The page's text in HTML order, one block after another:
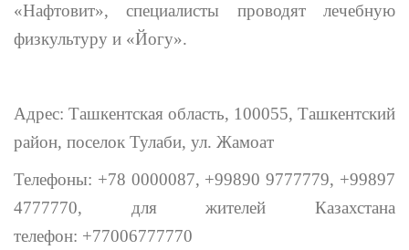
«Нафтовит», специалисты проводят лечебную
физкультуру и «Йогу».
Адрес: Ташкентская область, 100055, Ташкентский
район, поселок Тулаби, ул. Жамоат
Телефоны: +78 0000087, +99890 9777779, +99897
4777770, для жителей Казахстана
телефон: +77006777770